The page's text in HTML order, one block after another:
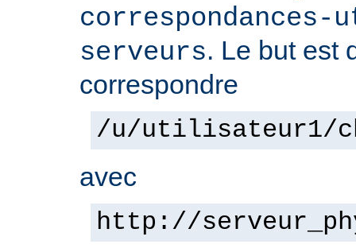
serveurs. Le but est
correspondre
/u/utilisateur1/
avec
http://